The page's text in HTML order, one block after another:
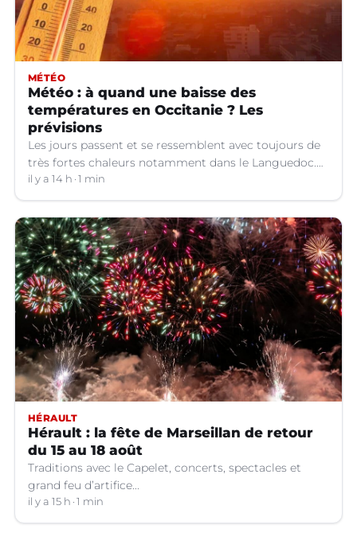
MÉTÉO
Météo : à quand une baisse des
températures en Occitanie ? Les
prévisions
Les jours passent et se ressemblent avec toujours de
très fortes chaleurs notamment dans le Languedoc.
Jusqu’à quand ?
il y a 14 h 1 min
HÉRAULT
Hérault : la fête de Marseillan de retour
du 15 au 18 août
Traditions avec le Capelet, concerts, spectacles et
grand feu d’artifice...
il y a 15 h 1 min